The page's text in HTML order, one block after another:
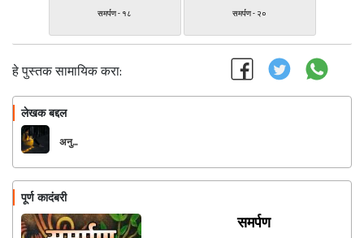
समर्पण - १८ समर्पण - २०
हे पुस्तक सामायिक करा:
लेखक बद्दल
अनु...
पूर्ण कादंबरी
समर्पण